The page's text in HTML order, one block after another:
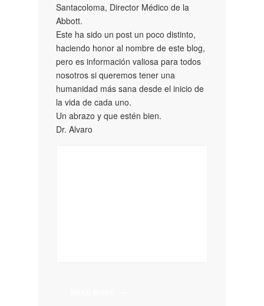
Santacoloma, Director Médico de la
Abbott.
Este ha sido un post un poco distinto,
haciendo honor al nombre de este blog,
pero es información valiosa para todos
nosotros si queremos tener una
humanidad más sana desde el inicio de
la vida de cada uno.
Un abrazo y que estén bien.
Dr. Alvaro